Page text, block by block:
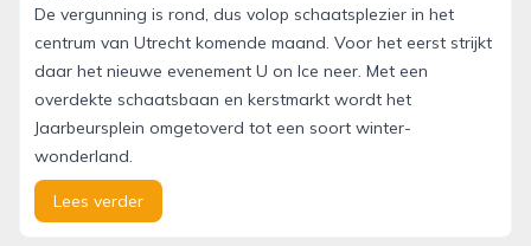
De vergunning is rond, dus volop schaatsplezier in het
centrum van Utrecht komende maand. Voor het eerst strijkt
daar het nieuwe evenement U on Ice neer. Met een
overdekte schaatsbaan en kerstmarkt wordt het
Jaarbeursplein omgetoverd tot een soort winter-
wonderland.
Lees verder